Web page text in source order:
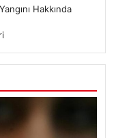
Hakkında